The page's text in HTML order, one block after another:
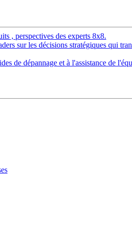
, perspectives des experts 8x8.
sur les décisions stratégiques qui
de dépannage et à l'assistance de